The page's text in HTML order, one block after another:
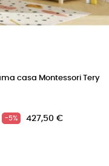
Montessori Tery
€